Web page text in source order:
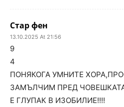
Стар фен
13.10.2025 At 21:56
9
4
ПОНЯКОГА УМНИТЕ
ЗАМЪЛЧИМ ПРЕД
Е ГЛУПАК В ИЗОБИЛИЕ!!!!